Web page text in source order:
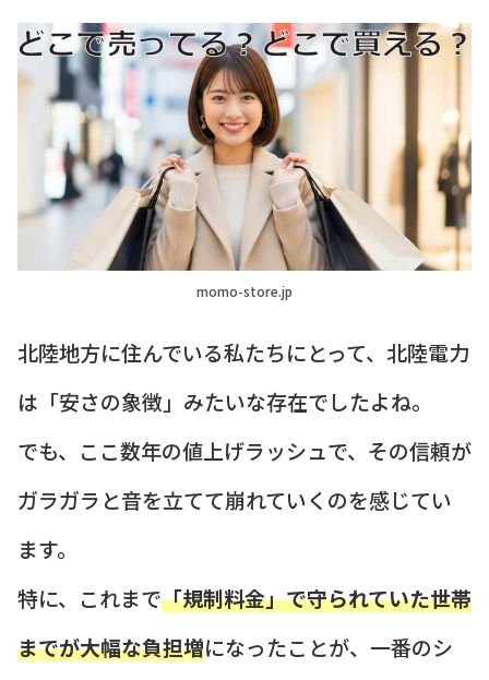
momo-store.jp
北陸地方に住んでいる私たちにとって、北陸電力
は「安さの象徴」みたいな存在でしたよね。
でも、ここ数年の値上げラッシュで、その信頼が
ガラガラと音を立てて崩れていくのを感じてい
ます。
特に、これまで「規制料金」で守られていた世帯
までが大幅な負担増になったことが、一番のシ